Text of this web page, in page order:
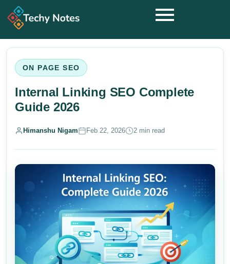
ON PAGE SEO
Internal Linking SEO Complete
Guide 2026
Himanshu Nigam Feb 22, 2026 2 min read